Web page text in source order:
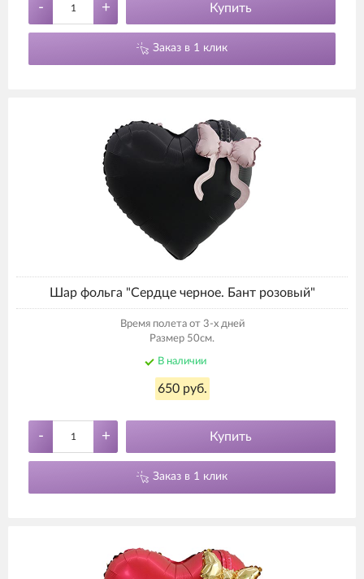
- + Купить
Заказ в 1 клик
Шар фольга "Сердце черное. Бант розовый"
Время полета от 3-х дней
Размер 50см.
В наличии
650 руб.
- + Купить
Заказ в 1 клик